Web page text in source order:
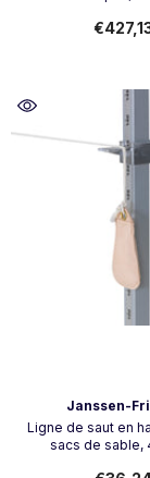
Vendeur:Janssen-
Ligne de saut en
sacs de sable,